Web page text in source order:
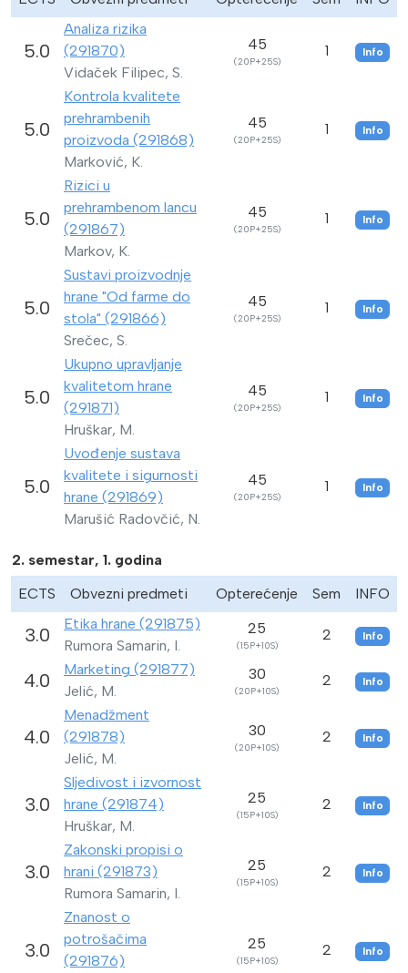
5.0
Analiza rizika
(291870)
Vidaček Filipec, S.
45
(20P+25S)
1 Info
5.0
Kontrola kvalitete
prehrambenih
proizvoda (291868)
Marković, K.
45
(20P+25S)
1 Info
5.0
Rizici u
prehrambenom lancu
(291867)
Markov, K.
45
(20P+25S)
1 Info
5.0
Sustavi proizvodnje
hrane "Od farme do
stola" (291866)
Srečec, S.
45
(20P+25S)
1 Info
5.0
Ukupno upravljanje
kvalitetom hrane
(291871)
Hruškar, M.
45
(20P+25S)
1 Info
5.0
Uvođenje sustava
kvalitete i sigurnosti
hrane (291869)
Marušić Radovčić, N.
45
(20P+25S)
1 Info
2. semestar, 1. godina
ECTS
Obvezni predmeti Opterećenje Sem INFO
3.0
Etika hrane (291875)
Rumora Samarin, I.
25
(15P+10S)
2 Info
4.0
Marketing (291877)
Jelić, M.
30
(20P+10S)
2 Info
4.0
Menadžment
(291878)
Jelić, M.
30
(20P+10S)
2 Info
3.0
Sljedivost i izvornost
hrane (291874)
Hruškar, M.
25
(15P+10S)
2 Info
3.0
Zakonski propisi o
hrani (291873)
Rumora Samarin, I.
25
(15P+10S)
2 Info
3.0
Znanost o
potrošačima
(291876)
25
(15P+10S)
2 Info